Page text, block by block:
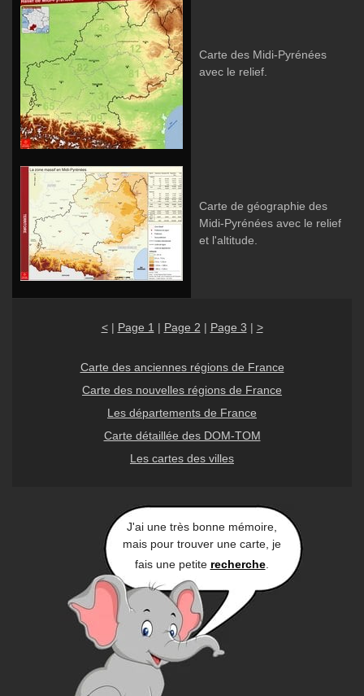
Carte des Midi-Pyrénées
avec le relief.
Carte de géographie des
Midi-Pyrénées avec le relief
et l'altitude.
<| Page 1 | Page 2 | Page 3 | >
Carte des anciennes régions de France
Carte des nouvelles régions de France
Les départements de France
Carte détaillée des DOM-TOM
Les cartes des villes
J'ai une très bonne mémoire,
mais pour trouver une carte, je
fais une petite recherche.